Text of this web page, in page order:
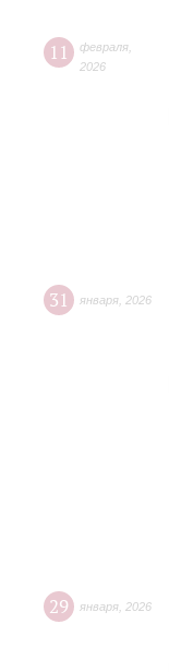
11 февраля
2026
31 января 2026
29 января 2026